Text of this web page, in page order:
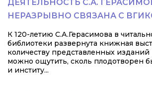
ДЕЯТЕЛЬНОСТЬ С.А.
НЕРАЗРЫВНО СВЯЗАНА С
К 120-летию С.А.Герасимова в
библиотеки развернута книжная
количеству представленных изданий
можно ощутить, сколь плодотворен
и институ...